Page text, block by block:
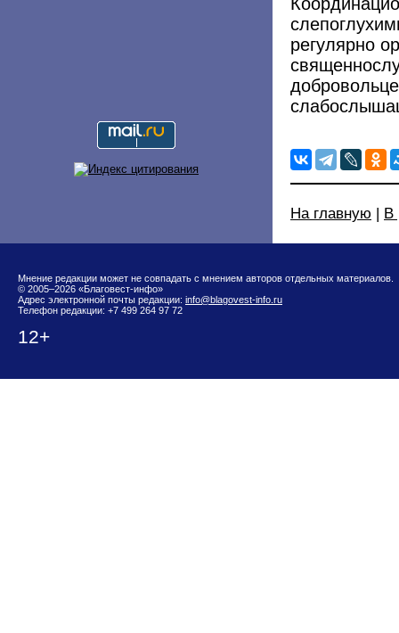
регулярно
На главную | В
Мнение редакции может не совпадать с мнением авторов отдельных материалов.
© 2005–2026 «Благовест-инфо»
Адрес электронной почты редакции: info@blagovest-info.ru
Телефон редакции: +7 499 264 97 72
12+